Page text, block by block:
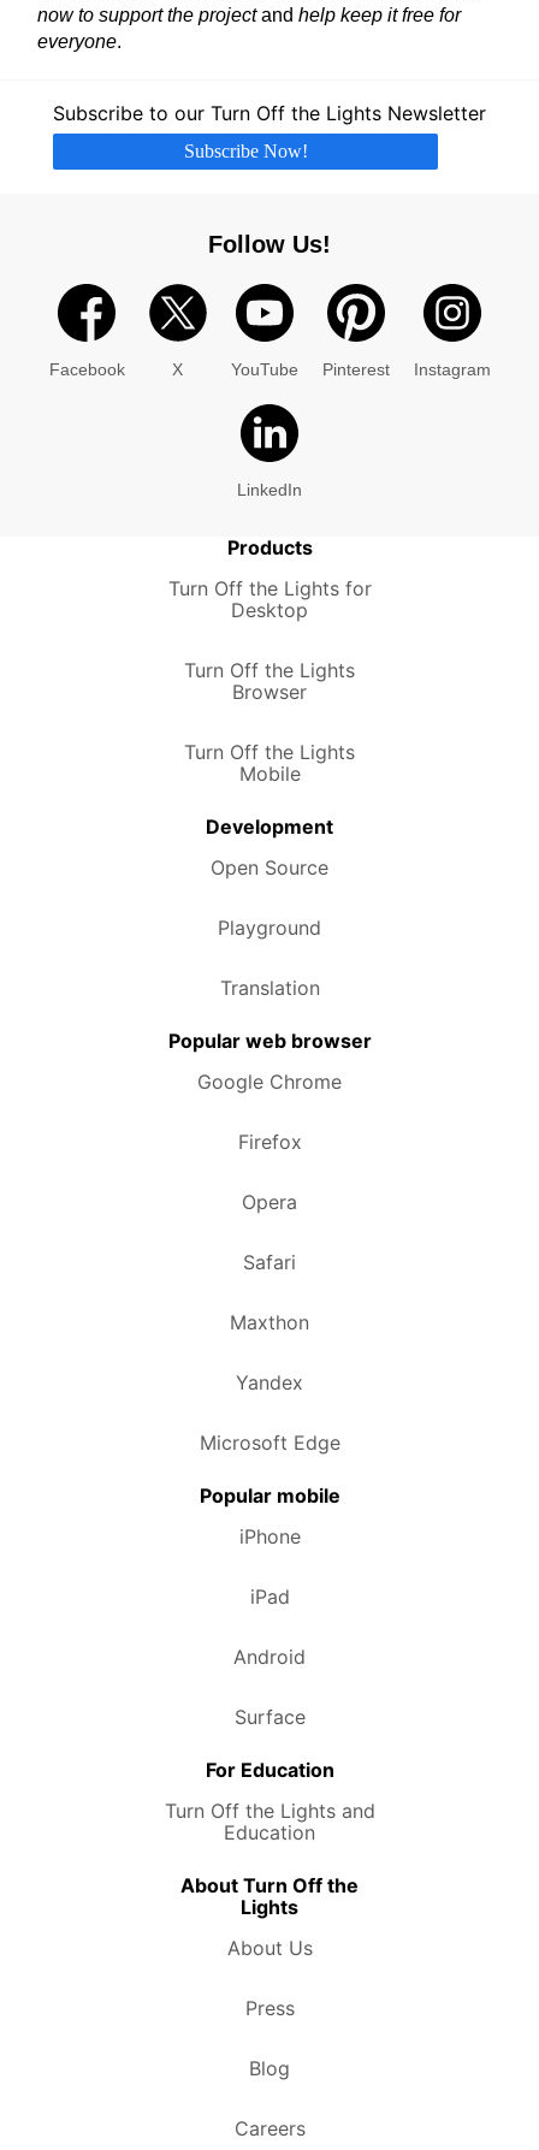
now to support the projectand help keep it free for
everyone.
Subscribe to our Turn Off the Lights Newsletter
Subscribe Now!
Follow Us!
Facebook X YouTube Pinterest Instagram
LinkedIn
Products
Turn Off the Lights for
Desktop
Turn Off the Lights
Browser
Turn Off the Lights
Mobile
Development
Open Source
Playground
Translation
Popular web browser
Google Chrome
Firefox
Opera
Safari
Maxthon
Yandex
Microsoft Edge
Popular mobile
iPhone
iPad
Android
Surface
For Education
Turn Off the Lights and
Education
About Turn Off the
Lights
About Us
Press
Blog
Careers